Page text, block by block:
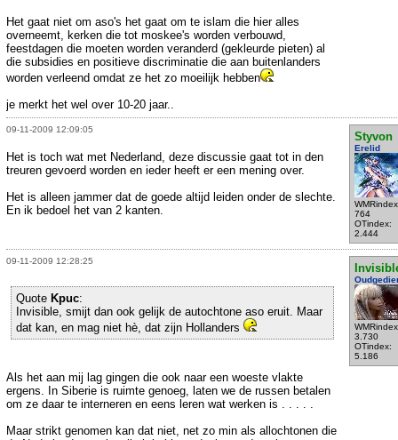
Het gaat niet om aso's het gaat om te islam die hier alles
overneemt, kerken die tot moskee's worden verbouwd,
feestdagen die moeten worden veranderd (gekleurde pieten) al
die subsidies en positieve discriminatie die aan buitenlanders
worden verleend omdat ze het zo moeilijk hebben
je merkt het wel over 10-20 jaar..
09-11-2009 12:09:05
Styvon
Erelid
764
OTindex:
2.444
Het is toch wat met Nederland, deze discussie gaat tot in den
treuren gevoerd worden en ieder heeft er een mening over.
Het is alleen jammer dat de goede altijd leiden onder de slechte.
En ik bedoel het van 2 kanten.
09-11-2009 12:28:25
3.730
OTindex:
5.186
Quote Kpuc:
Invisible, smijt dan ook gelijk de autochtone aso eruit. Maar
dat kan, en mag niet hè, dat zijn Hollanders
Als het aan mij lag gingen die ook naar een woeste vlakte
ergens. In Siberie is ruimte genoeg, laten we de russen betalen
om ze daar te interneren en eens leren wat werken is . . . . .
Maar strikt genomen kan dat niet, net zo min als allochtonen die